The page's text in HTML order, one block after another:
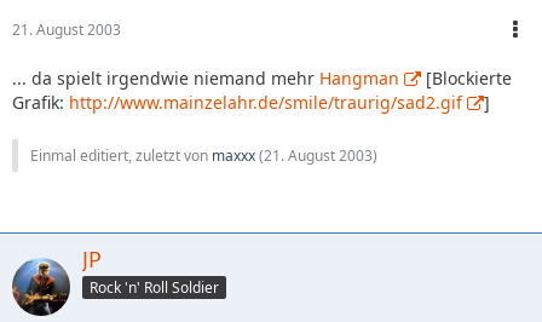
21. August 2003
... da spielt irgendwie niemand mehr Hangman
[Blockierte
Grafik: http://www.mainzelahr.de/smile/traurig/sad2.gif ]
Einmal editiert, zuletzt von maxxx(21. August 2003)
JP
Rock 'n' Roll Soldier